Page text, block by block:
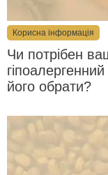
Корисна інформація
Чи потрібен
його обрати?